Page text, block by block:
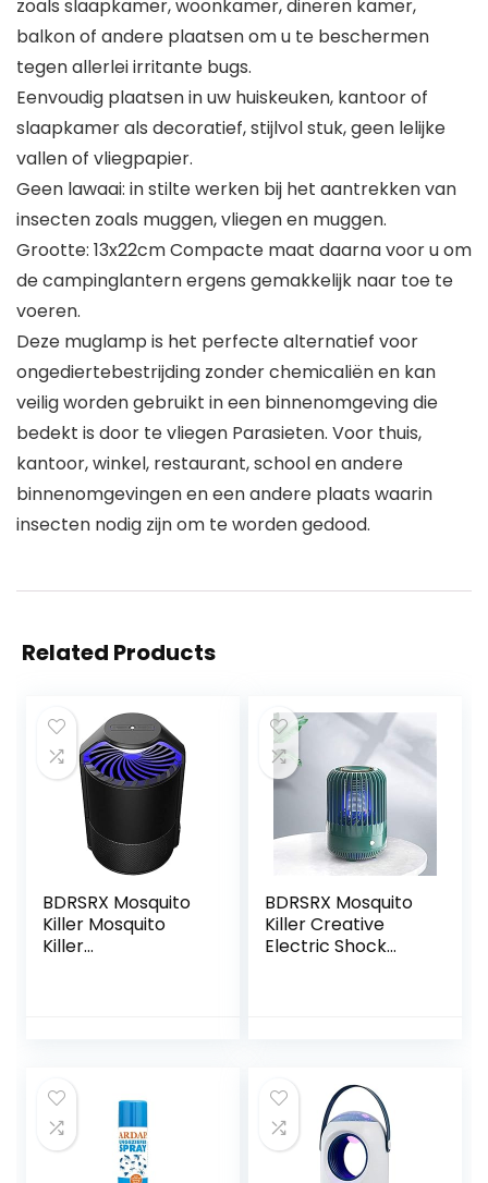
zoals slaapkamer, woonkamer, dineren kamer,
balkon of andere plaatsen om u te beschermen
tegen allerlei irritante bugs.
Eenvoudig plaatsen in uw huiskeuken, kantoor of
slaapkamer als decoratief, stijlvol stuk, geen lelijke
vallen of vliegpapier.
Geen lawaai: in stilte werken bij het aantrekken van
insecten zoals muggen, vliegen en muggen.
Grootte: 13x22cm Compacte maat daarna voor u om
de campinglantern ergens gemakkelijk naar toe te
voeren.
Deze muglamp is het perfecte alternatief voor
ongediertebestrijding zonder chemicaliën en kan
veilig worden gebruikt in een binnenomgeving die
bedekt is door te vliegen Parasieten. Voor thuis,
kantoor, winkel, restaurant, school en andere
binnenomgevingen en een andere plaats waarin
insecten nodig zijn om te worden gedood.
Related Products
BDRSRX Mosquito
Killer Mosquito
Killer
BDRSRX Mosquito
Killer Creative
Electric Shock